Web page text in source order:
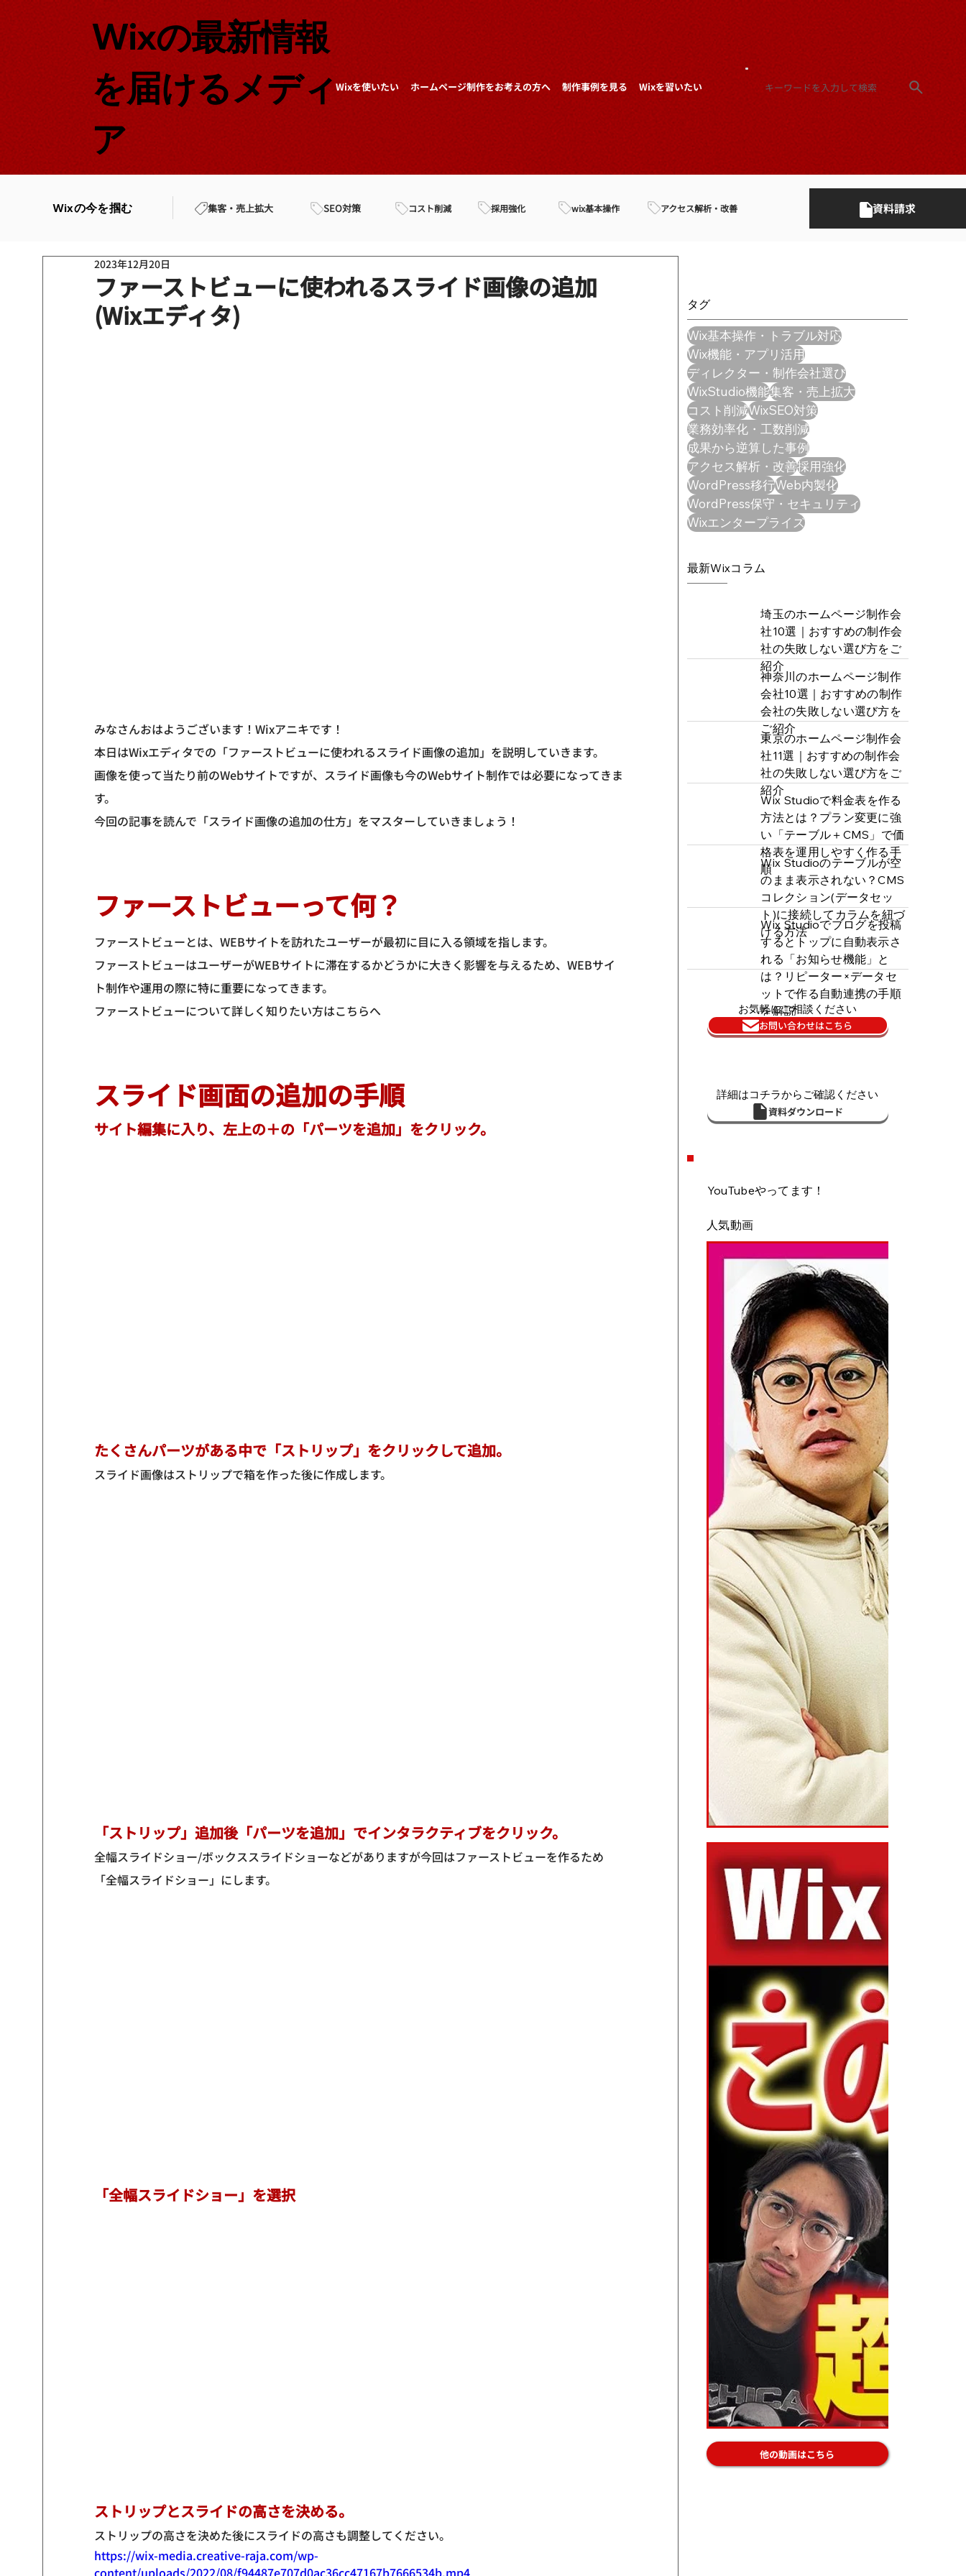
Wixの最新情報
を届けるメディ
ア
Wixを使いたい ホームページ制作をお考えの方へ 制作事例を見る Wixを習いたい
Wixの今を掴む 集客・売上拡大 SEO対策 コスト削減 採用強化 wix基本操作 アクセス解析・改善 資料請求
タグ
Wix基本操作・トラブル対応
Wix機能・アプリ活用
ディレクター・制作会社選び
WixStudio機能集客・売上拡大
コスト削減WixSEO対策
業務効率化・工数削減
成果から逆算した事例
アクセス解析・改善採用強化
WordPress移行Web内製化
WordPress保守・セキュリティ
Wixエンタープライズ
最新Wixコラム
埼玉のホームページ制作会
社10選｜おすすめの制作会
社の失敗しない選び方をご
紹介
神奈川のホームページ制作
会社10選｜おすすめの制作
会社の失敗しない選び方を
ご紹介
東京のホームページ制作会
社11選｜おすすめの制作会
社の失敗しない選び方をご
紹介
Wix Studioで料金表を作る
方法とは？プラン変更に強
い「テーブル＋CMS」で価
格表を運用しやすく作る手
順
Wix Studioのテーブルが空
のまま表示されない？CMS
コレクション(データセッ
ト)に接続してカラムを紐づ
ける方法
Wix Studioでブログを投稿
するとトップに自動表示さ
れる「お知らせ機能」と
は？リピーター×データセ
ットで作る自動連携の手順
を解説
お気軽にご相談ください
お問い合わせはこちら
詳細はコチラからご確認ください
資料ダウンロード
YouTubeやってます！
人気動画
他の動画はこちら
ファーストビューに使われるスライド画像の追加
(Wixエディタ)
2023年12月20日
みなさんおはようございます！Wixアニキです！
本日はWixエディタでの「ファーストビューに使われるスライド画像の追加」を説明していきます。
画像を使って当たり前のWebサイトですが、スライド画像も今のWebサイト制作では必要になってきま
す。
今回の記事を読んで「スライド画像の追加の仕方」をマスターしていきましょう！
ファーストビューって何？
ファーストビューとは、WEBサイトを訪れたユーザーが最初に目に入る領域を指します。
ファーストビューはユーザーがWEBサイトに滞在するかどうかに大きく影響を与えるため、WEBサイ
ト制作や運用の際に特に重要になってきます。
ファーストビューについて詳しく知りたい方はこちらへ
スライド画面の追加の手順
サイト編集に入り、左上の＋の「パーツを追加」をクリック。
たくさんパーツがある中で「ストリップ」をクリックして追加。
スライド画像はストリップで箱を作った後に作成します。
「ストリップ」追加後「パーツを追加」でインタラクティブをクリック。
全幅スライドショー/ボックススライドショーなどがありますが今回はファーストビューを作るため
「全幅スライドショー」にします。
「全幅スライドショー」を選択
ストリップとスライドの高さを決める。
ストリップの高さを決めた後にスライドの高さも調整してください。
https://wix-media.creative-raja.com/wp-